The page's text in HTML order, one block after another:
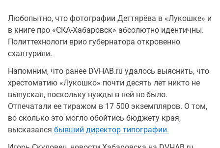
Любопытно, что фотографии Дегтярёва в «Лукошке» и
в книге про «СКА-Хабаровск» абсолютно идентичны.
Политтехнологи врио губернатора откровенно
схалтурили.
Напомним, что ранее DVHAB.ru удалось выяснить, что
хрестоматию «Лукошко» почти десять лет никто не
выпускал, поскольку нужды в ней не было.
Отпечатали ее тиражом в 17 500 экземпляров. О том,
во сколько это могло обойтись бюджету края,
высказался бывший директор типографии.